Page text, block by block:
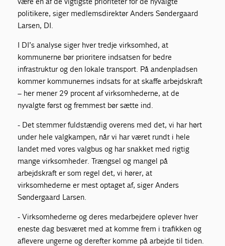
politikere, siger medlemsdirektør Anders Søndergaard
Larsen, DI.
I DI’s analyse siger hver tredje virksomhed, at
kommunerne bør prioritere indsatsen for bedre
infrastruktur og den lokale transport. På andenpladsen
kommer kommunernes indsats for at skaffe arbejdskraft
– her mener 29 procent af virksomhederne, at de
nyvalgte først og fremmest bør sætte ind.
- Det stemmer fuldstændig overens med det, vi har hørt
under hele valgkampen, når vi har været rundt i hele
landet med vores valgbus og har snakket med rigtig
mange virksomheder. Trængsel og mangel på
arbejdskraft er som regel det, vi hører, at
virksomhederne er mest optaget af, siger Anders
Søndergaard Larsen.
- Virksomhederne og deres medarbejdere oplever hver
eneste dag besværet med at komme frem i trafikken og
aflevere ungerne og derefter komme på arbejde til tiden.